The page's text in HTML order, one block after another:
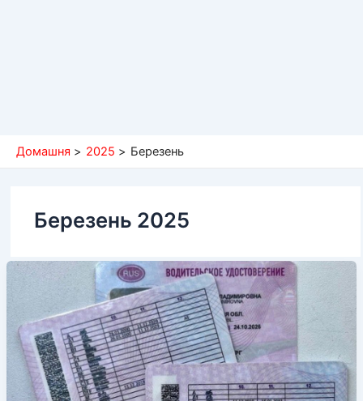
Домашня 2025 Березень
Березень 2025